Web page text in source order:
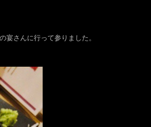
さんに行って参りました。